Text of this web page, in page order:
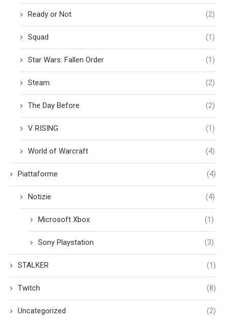
Ready or Not (2)
Squad (1)
Star Wars: Fallen Order (1)
Steam (2)
The Day Before (2)
V RISING (1)
World of Warcraft (4)
Piattaforme (4)
Notizie (4)
Microsoft Xbox (1)
Sony Playstation (3)
STALKER (1)
Twitch (8)
Uncategorized (2)